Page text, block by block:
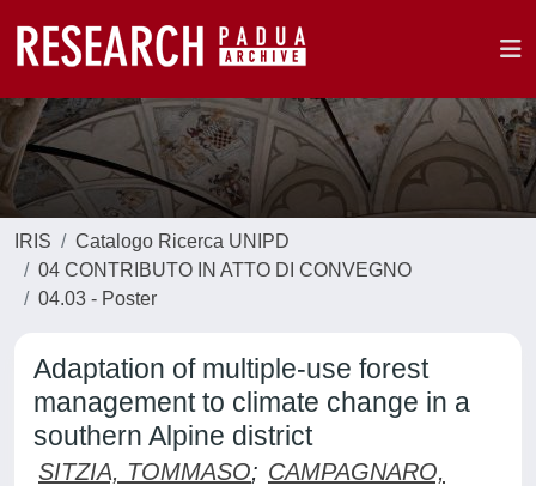
IRIS
Catalogo Ricerca UNIPD
04 CONTRIBUTO IN ATTO DI CONVEGNO
04.03 - Poster
Adaptation of multiple-use forest
management to climate change in a
southern Alpine district
SITZIA, TOMMASO; CAMPAGNARO,